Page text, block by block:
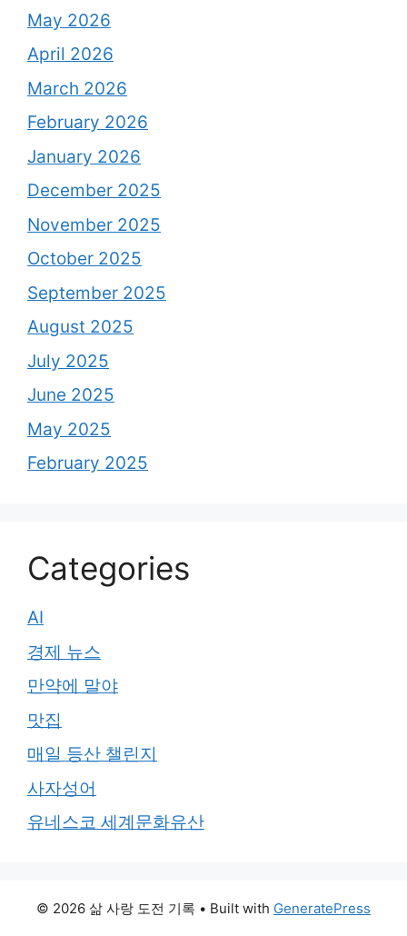
May 2026
April 2026
March 2026
February 2026
January 2026
December 2025
November 2025
October 2025
September 2025
August 2025
July 2025
June 2025
May 2025
February 2025
Categories
AI
경제 뉴스
만약에 말야
맛집
매일 등산 챌린지
사자성어
유네스코 세계문화유산
© 2026 삶 사랑 도전 기록 • Built with GeneratePress